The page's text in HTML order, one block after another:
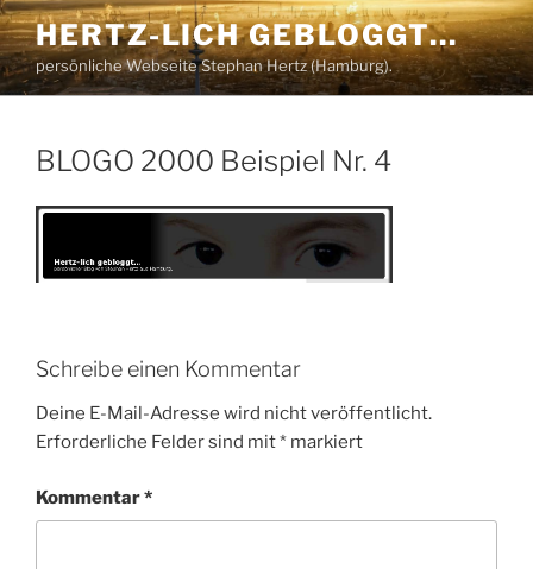
Zum
Inhalt
springen
HERTZ-LICH GEBLOGGT…
persönliche Webseite Stephan Hertz (Hamburg).
BLOGO 2000 Beispiel Nr. 4
Schreibe einen Kommentar
Deine E-Mail-Adresse wird nicht veröffentlicht.
Erforderliche Felder sind mit* markiert
Kommentar*